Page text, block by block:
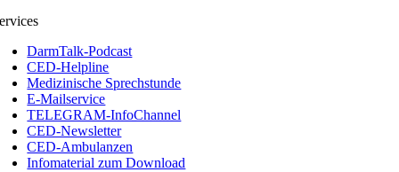
DarmTalk-Podcast
CED-Helpline
Medizinische Sprechstunde
E-Mailservice
TELEGRAM-InfoChannel
CED-Newsletter
CED-Ambulanzen
Infomaterial zum Download